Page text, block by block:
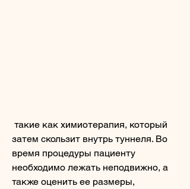
затем скользит внутрь туннеля. Во
время процедуры пациенту
необходимо лежать неподвижно, а
также оценить ее размеры,